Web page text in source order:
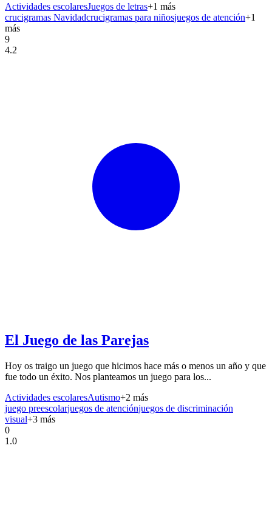
Actividades escolaresJuegos de letras+1 más
crucigramas Navidadcrucigramas para niñosjuegos de atención+1
más
9
4.2
El Juego de las Parejas
Hoy os traigo un juego que hicimos hace más o menos un año y que
fue todo un éxito. Nos planteamos un juego para los...
Actividades escolaresAutismo+2 más
juego preescolarjuegos de atenciónjuegos de discriminación
visual+3 más
0
1.0